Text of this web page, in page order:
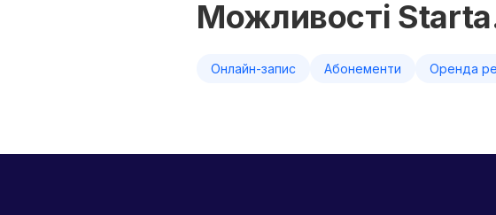
Можливості
Онлайн-запис Абонементи Оренда